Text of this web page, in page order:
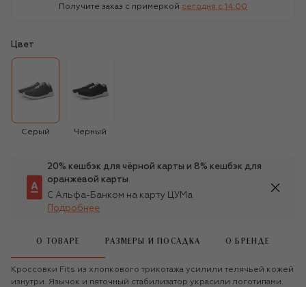
Получите заказ с примеркой сегодня c 14:00
Цвет
Серый Черный
20% кешбэк для чёрной карты и 8% кешбэк для
оранжевой карты
С Альфа-Банком на карту ЦУМа
Подробнее
О ТОВАРЕ РАЗМЕРЫ И ПОСАДКА О БРЕНДЕ
Кроссовки Fits из хлопкового трикотажа усилили телячьей кожей
изнутри. Язычок и пяточный стабилизатор украсили логотипами.